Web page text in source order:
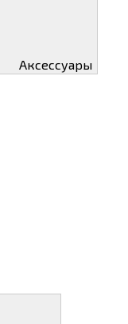
Аксессуары